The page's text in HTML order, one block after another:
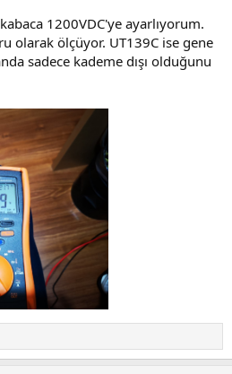
1200VDC'ye ayarlıyorum.
olarak ölçüyor. UT139C ise gene
sadece kademe dışı olduğunu